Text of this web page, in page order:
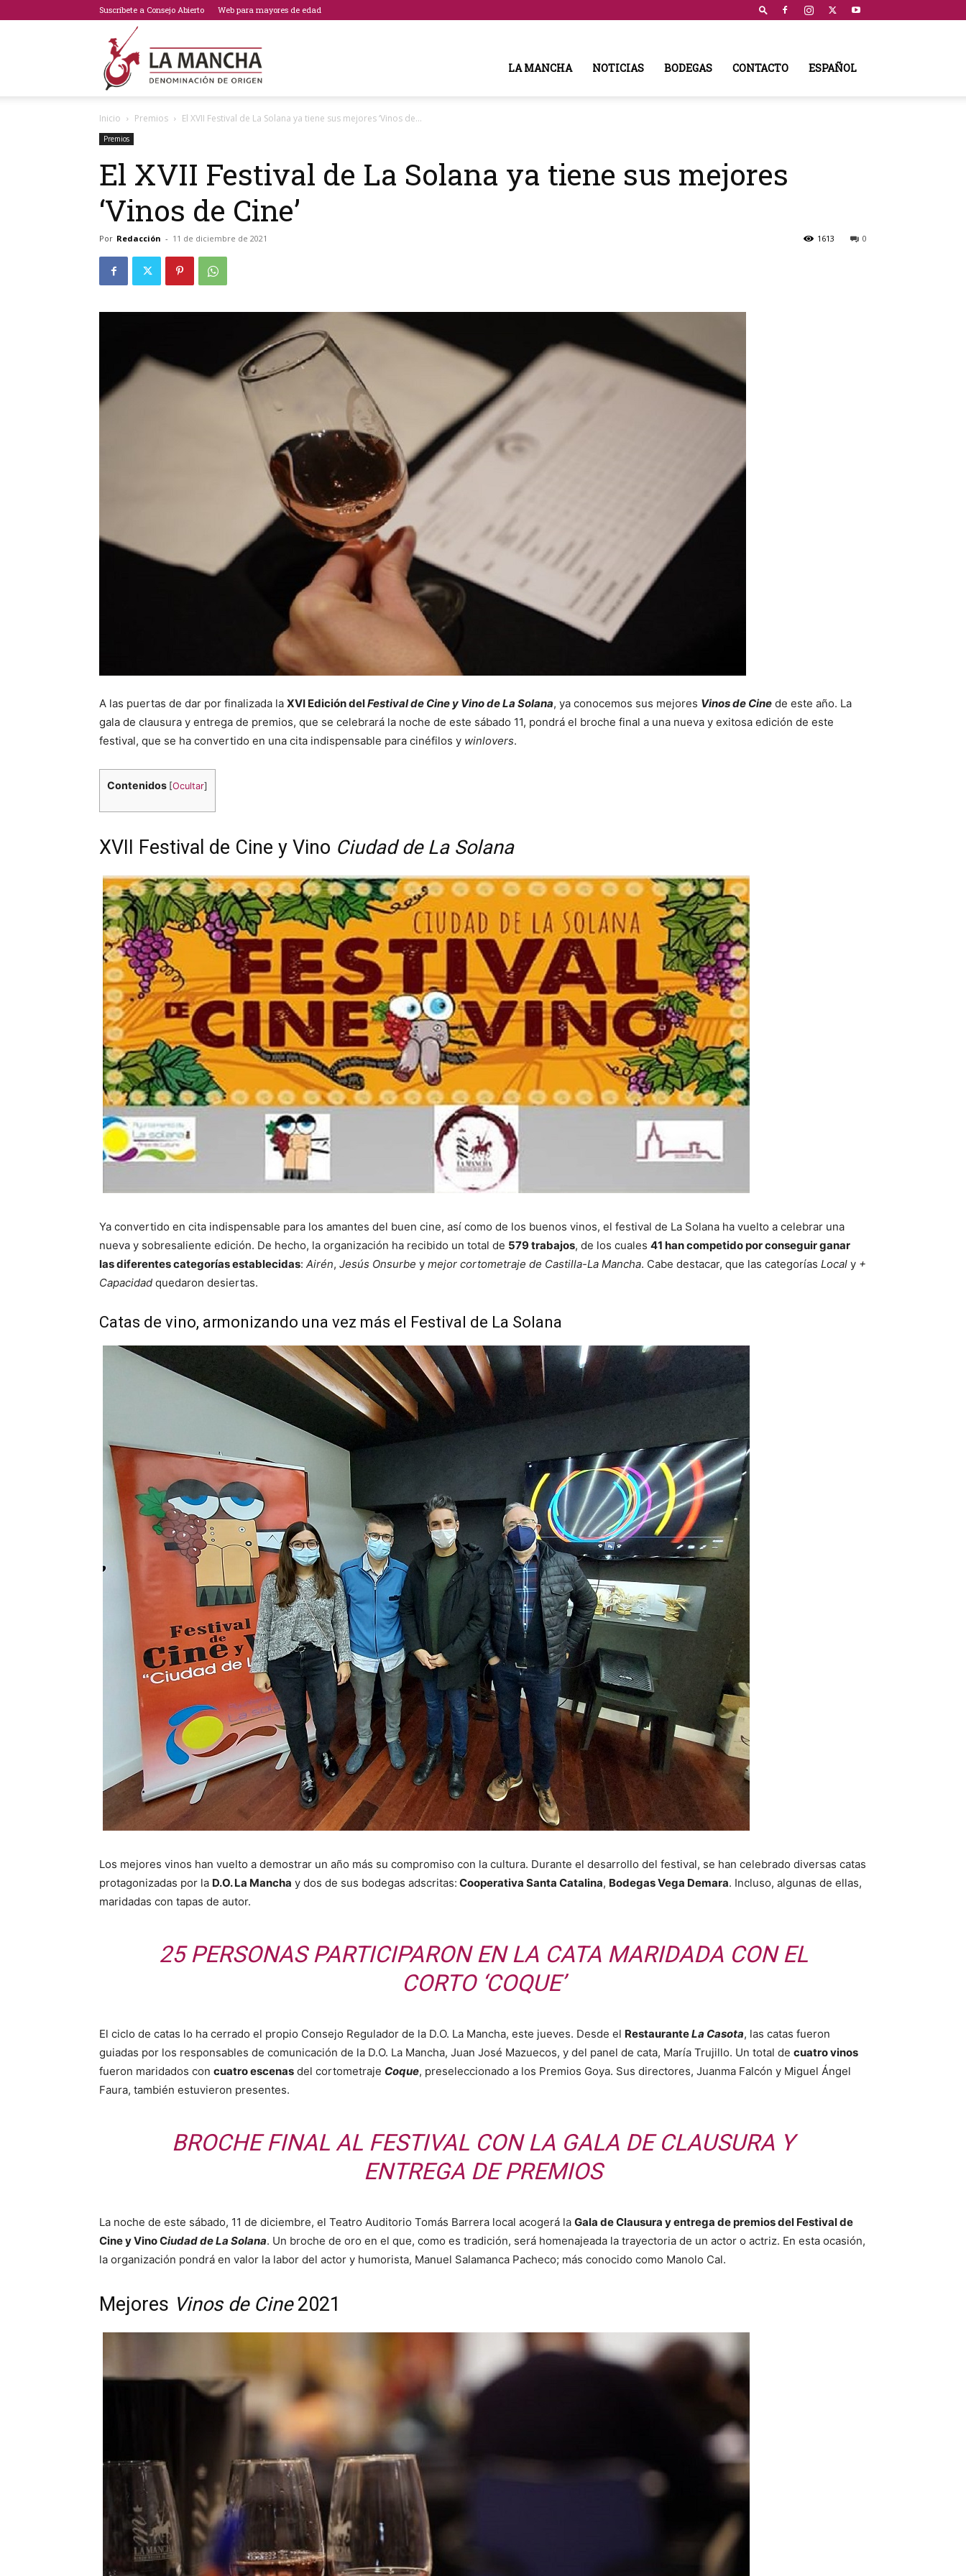
Suscríbete a Consejo Abierto Web para mayores de edad
La
LA MANCHA NOTICIAS BODEGAS CONTACTO ESPAÑOL
Inicio Premios El XVII Festival de La Solana ya tiene sus mejores ‘Vinos de...
Premios
El XVII Festival de La Solana ya tiene sus mejores
‘Vinos de Cine’
Por Redacción - 11 de diciembre de 2021 0
1613
A las puertas de dar por finalizada la XVI Edición delFestival de Cine y Vino de La Solana, ya conocemos sus mejores Vinos de Cine de este año. La
gala de clausura y entrega de premios, que se celebrará la noche de este sábado 11, pondrá el broche final a una nueva y exitosa edición de este
festival, que se ha convertido en una cita indispensable para cinéfilos y winlovers.
Contenidos [Ocultar]
XVII Festival de Cine y Vino Ciudad de La Solana
Ya convertido en cita indispensable para los amantes del buen cine, así como de los buenos vinos, el festival de La Solana ha vuelto a celebrar una
nueva y sobresaliente edición. De hecho, la organización ha recibido un total de 579 trabajos, de los cuales 41 han competido por conseguir ganar
las diferentes categorías establecidas: Airén, Jesús Onsurbe y mejor cortometraje de Castilla-La Mancha. Cabe destacar, que las categorías Local y +
Capacidad quedaron desiertas.
Catas de vino, armonizando una vez más el Festival de La Solana
Los mejores vinos han vuelto a demostrar un año más su compromiso con la cultura. Durante el desarrollo del festival, se han celebrado diversas catas
protagonizadas por la D.O. La Mancha y dos de sus bodegas adscritas: Cooperativa Santa Catalina, Bodegas Vega Demara. Incluso, algunas de ellas,
maridadas con tapas de autor.
25 PERSONAS PARTICIPARON EN LA CATA MARIDADA CON EL
CORTO ‘COQUE’
El ciclo de catas lo ha cerrado el propio Consejo Regulador de la D.O. La Mancha, este jueves. Desde el RestauranteLa Casota, las catas fueron
guiadas por los responsables de comunicación de la D.O. La Mancha, Juan José Mazuecos, y del panel de cata, María Trujillo. Un total de cuatro vinos
fueron maridados con cuatro escenas del cortometraje Coque, preseleccionado a los Premios Goya. Sus directores, Juanma Falcón y Miguel Ángel
Faura, también estuvieron presentes.
BROCHE FINAL AL FESTIVAL CON LA GALA DE CLAUSURA Y
ENTREGA DE PREMIOS
La noche de este sábado, 11 de diciembre, el Teatro Auditorio Tomás Barrera local acogerá la Gala de Clausura y entrega de premios del Festival de
Cine y Vino Ciudad de La Solana. Un broche de oro en el que, como es tradición, será homenajeada la trayectoria de un actor o actriz. En esta ocasión,
la organización pondrá en valor la labor del actor y humorista, Manuel Salamanca Pacheco; más conocido como Manolo Cal.
Mejores Vinos de Cine2021